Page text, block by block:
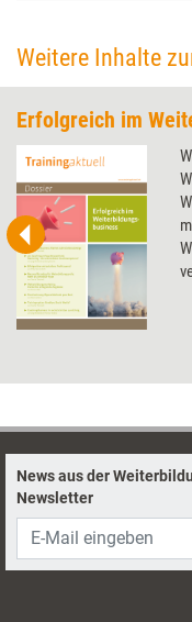
Weitere Inhalte
Erfolgreich im
News aus der
Newsletter